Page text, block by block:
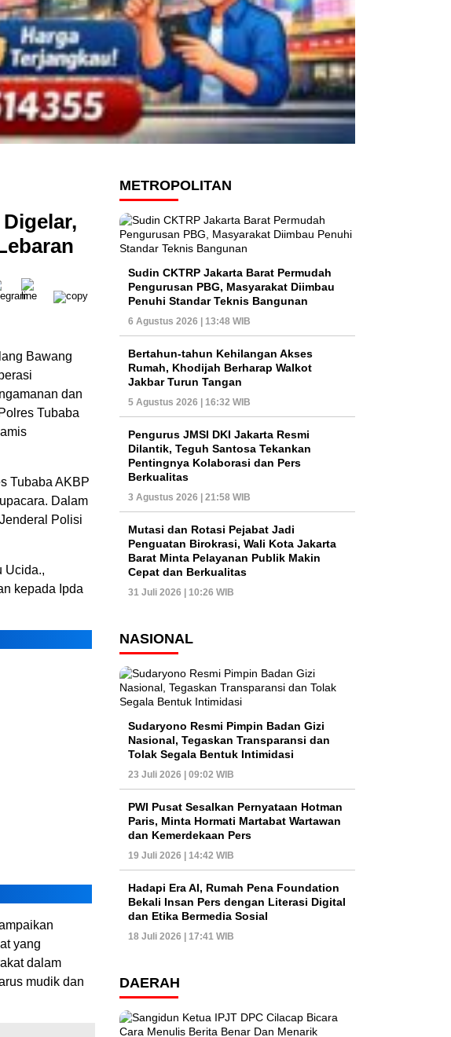
Bawang
dan
Tubaba
Tubaba AKBP
Dalam
Polisi
Ucida.,
kepada Ipda
yang
dalam
mudik dan
METROPOLITAN
Sudin CKTRP Jakarta Barat Permudah
Pengurusan PBG, Masyarakat Diimbau
Penuhi Standar Teknis Bangunan
6 Agustus 2026 | 13:48 WIB
Bertahun-tahun Kehilangan Akses
Rumah, Khodijah Berharap Walkot
Jakbar Turun Tangan
5 Agustus 2026 | 16:32 WIB
Pengurus JMSI DKI Jakarta Resmi
Dilantik, Teguh Santosa Tekankan
Pentingnya Kolaborasi dan Pers
Berkualitas
3 Agustus 2026 | 21:58 WIB
Mutasi dan Rotasi Pejabat Jadi
Penguatan Birokrasi, Wali Kota Jakarta
Barat Minta Pelayanan Publik Makin
Cepat dan Berkualitas
31 Juli 2026 | 10:26 WIB
NASIONAL
Sudaryono Resmi Pimpin Badan Gizi
Nasional, Tegaskan Transparansi dan
Tolak Segala Bentuk Intimidasi
23 Juli 2026 | 09:02 WIB
PWI Pusat Sesalkan Pernyataan Hotman
Paris, Minta Hormati Martabat Wartawan
dan Kemerdekaan Pers
19 Juli 2026 | 14:42 WIB
Hadapi Era AI, Rumah Pena Foundation
Bekali Insan Pers dengan Literasi Digital
dan Etika Bermedia Sosial
18 Juli 2026 | 17:41 WIB
DAERAH